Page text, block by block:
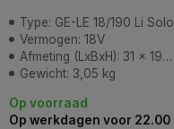
Type: GE-LE 18/190 Li Solo
Vermogen: 18V
Afmeting (LxBxH): 31 x 19 x 95 cm (verpakking)
Gewicht: 3,05 kg
Op voorraad
Op werkdagen voor 22.00